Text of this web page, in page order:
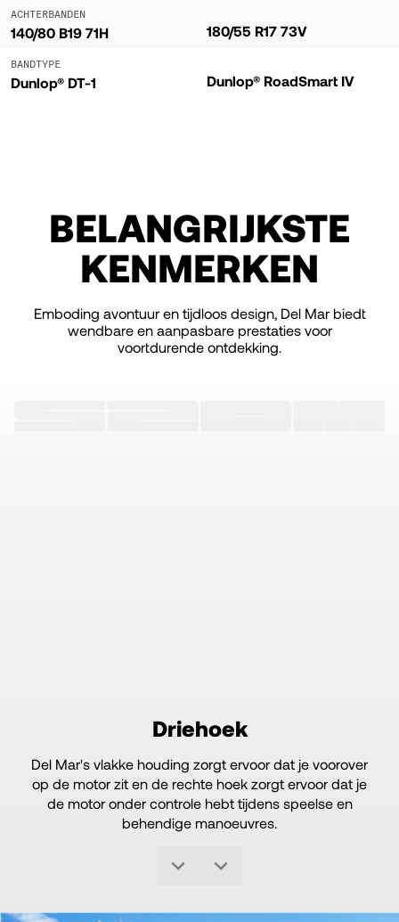
ACHTERBANDEN
140/80 B19 71H 180/55 R17 73V
BANDTYPE
Dunlop® DT-1 Dunlop® RoadSmart IV
BELANGRIJKSTE
KENMERKEN
Emboding avontuur en tijdloos design, Del Mar biedt
wendbare en aanpasbare prestaties voor
voortdurende ontdekking.
Driehoek
Del Mar's vlakke houding zorgt ervoor dat je voorover
op de motor zit en de rechte hoek zorgt ervoor dat je
de motor onder controle hebt tijdens speelse en
behendige manoeuvres.